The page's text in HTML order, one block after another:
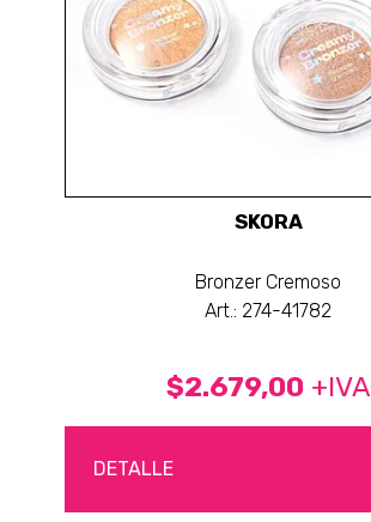
SKORA
Bronzer Cremoso
Art.: 274-41782
$2.679,00 +IVA
DETALLE